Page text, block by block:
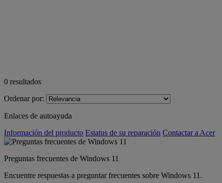
0 resultados
Ordenar por:
Enlaces de autoayuda
Información del producto Estatus de su reparación Contactar a Acer
Preguntas frecuentes de Windows 11
Encuentre respuestas a preguntar frecuentes sobre Windows 11.